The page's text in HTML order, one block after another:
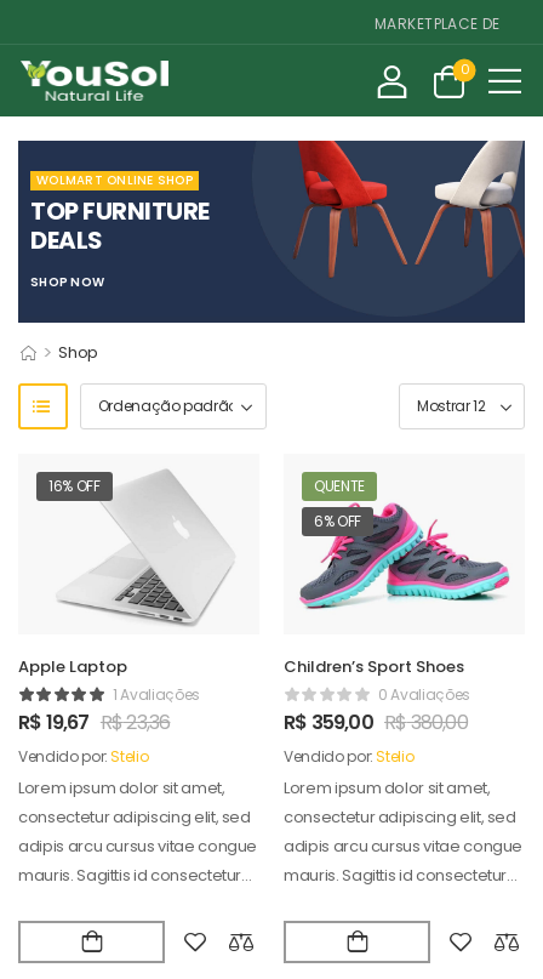
MARKETPLACE DE
0
WOLMART ONLINE SHOP
TOP FURNITURE
DEALS
SHOP NOW
> Shop
16% OFF
Apple Laptop
1 Avaliações
R$19,67 R$23,36
Vendido por:Stelio
Lorem ipsum dolor sit amet,
consectetur adipiscing elit, sed
adipis arcu cursus vitae congue
mauris. Sagittis id consectetur
QUENTE
6% OFF
Children’s Sport Shoes
0 Avaliações
R$ 359,00 R$380,00
Vendido por:Stelio
Lorem ipsum dolor sit amet,
consectetur adipiscing elit, sed
adipis arcu cursus vitae congue
mauris. Sagittis id consectetur